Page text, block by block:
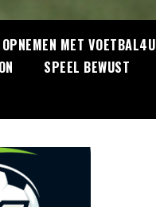
MET VOETBAL4U
SPEEL BEWUST